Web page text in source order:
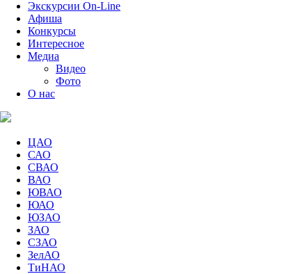
Экскурсии On-Line
Афиша
Конкурсы
Интересное
Медиа
Видео
Фото
О нас
ЦАО
САО
СВАО
ВАО
ЮВАО
ЮАО
ЮЗАО
ЗАО
СЗАО
ЗелАО
ТиНАО